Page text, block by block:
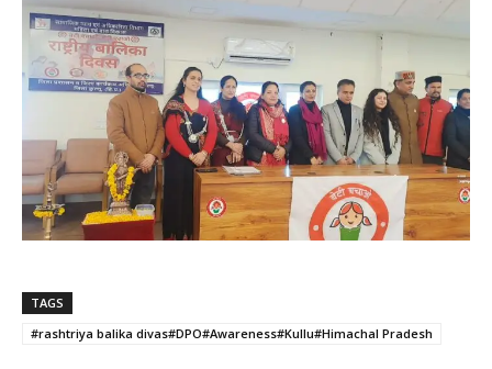
TAGS
#rashtriya balika divas#DPO#Awareness#Kullu#Himachal Pradesh